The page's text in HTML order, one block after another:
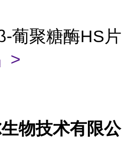
葡聚糖酶HS片
>
物技术有限公